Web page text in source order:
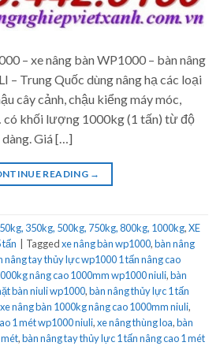
– xe nâng bàn WP1000 – bàn nâng
– Trung Quốc dùng nâng hạ các loại
cây cảnh, chậu kiểng máy móc,
có khối lượng 1000kg (1 tấn) từ độ
Giá […]
READING →
350kg, 500kg, 750kg, 800kg, 1000kg,XE
tấn
Taggedxe nâng bàn wp1000,bàn nâng
nâng tay thủy lực wp1000 1 tấn nâng cao
nâng cao 1000mm wp1000 niuli,bàn
bàn niuli wp1000,bàn nâng thủy lực 1 tấn
xe nâng bàn 1000kg nâng cao 1000mm niuli,
1 mét wp1000 niuli,xe nâng thùng loa,bàn
mét,bàn nâng tay thủy lực 1 tấn nâng cao 1 mét